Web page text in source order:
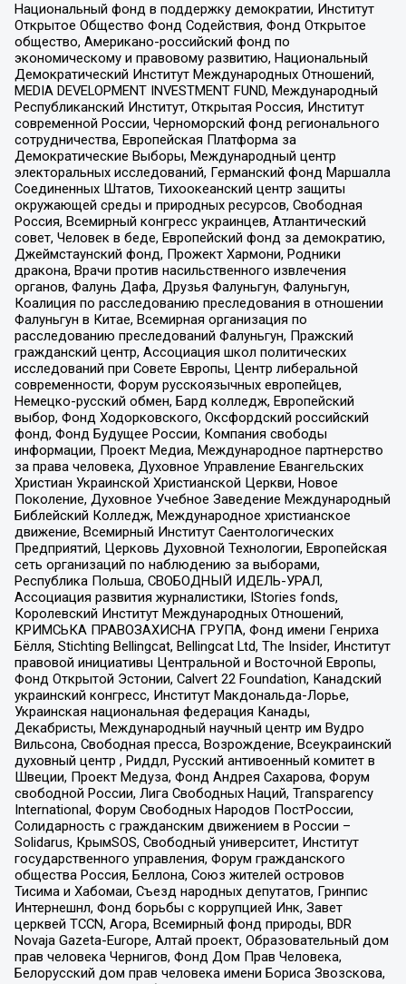
Национальный фонд в поддержку демократии, Институт
Открытое Общество Фонд Содействия, Фонд Открытое
общество, Американо-российский фонд по
экономическому и правовому развитию, Национальный
Демократический Институт Международных Отношений,
MEDIA DEVELOPMENT INVESTMENT FUND, Международный
Республиканский Институт, Открытая Россия, Институт
современной России, Черноморский фонд регионального
сотрудничества, Европейская Платформа за
Демократические Выборы, Международный центр
электоральных исследований, Германский фонд Маршалла
Соединенных Штатов, Тихоокеанский центр защиты
окружающей среды и природных ресурсов, Свободная
Россия, Всемирный конгресс украинцев, Атлантический
совет, Человек в беде, Европейский фонд за демократию,
Джеймстаунский фонд, Прожект Хармони, Родники
дракона, Врачи против насильственного извлечения
органов, Фалунь Дафа, Друзья Фалуньгун, Фалуньгун,
Коалиция по расследованию преследования в отношении
Фалуньгун в Китае, Всемирная организация по
расследованию преследований Фалуньгун, Пражский
гражданский центр, Ассоциация школ политических
исследований при Совете Европы, Центр либеральной
современности, Форум русскоязычных европейцев,
Немецко-русский обмен, Бард колледж, Европейский
выбор, Фонд Ходорковского, Оксфордский российский
фонд, Фонд Будущее России, Компания свободы
информации, Проект Медиа, Международное партнерство
за права человека, Духовное Управление Евангельских
Христиан Украинской Христианской Церкви, Новое
Поколение, Духовное Учебное Заведение Международный
Библейский Колледж, Международное христианское
движение, Всемирный Институт Саентологических
Предприятий, Церковь Духовной Технологии, Европейская
сеть организаций по наблюдению за выборами,
Республика Польша, СВОБОДНЫЙ ИДЕЛЬ-УРАЛ,
Ассоциация развития журналистики, IStories fonds,
Королевский Институт Международных Отношений,
КРИМСЬКА ПРАВОЗАХИСНА ГРУПА, Фонд имени Генриха
Бёлля, Stichting Bellingcat, Bellingcat Ltd, The Insider, Институт
правовой инициативы Центральной и Восточной Европы,
Фонд Открытой Эстонии, Calvert 22 Foundation, Канадский
украинский конгресс, Институт Макдональда-Лорье,
Украинская национальная федерация Канады,
Декабристы, Международный научный центр им Вудро
Вильсона, Свободная пресса, Возрождение, Всеукраинский
духовный центр , Риддл, Русский антивоенный комитет в
Швеции, Проект Медуза, Фонд Андрея Сахарова, Форум
свободной России, Лига Свободных Наций, Transparеncy
International, Форум Свободных Народов ПостРоссии,
Солидарность с гражданским движением в России –
Solidarus, КрымSOS, Свободный университет, Институт
государственного управления, Форум гражданского
общества Россия, Беллона, Союз жителей островов
Тисима и Хабомаи, Съезд народных депутатов, Гринпис
Интернешнл, Фонд борьбы с коррупцией Инк, Завет
церквей TCCN, Агора, Всемирный фонд природы, BDR
Novaja Gazeta-Europe, Алтай проект, Образовательный дом
прав человека Чернигов, Фонд Дом Прав Человека,
Белорусский дом прав человека имени Бориса Звозскова,